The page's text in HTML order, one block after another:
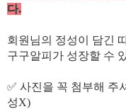
다.
회원님의 정성이 담긴
구구알피가 성장할 수
✅ 사진을 꼭 첨부해 주
성X)